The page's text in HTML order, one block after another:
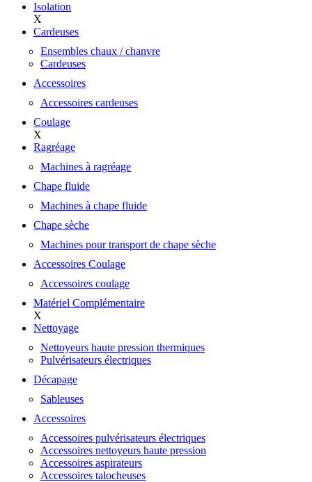
Isolation
X
Cardeuses
Ensembles chaux / chanvre
Cardeuses
Accessoires
Accessoires cardeuses
Coulage
X
Ragréage
Machines à ragréage
Chape fluide
Machines à chape fluide
Chape sèche
Machines pour transport de chape sèche
Accessoires Coulage
Accessoires coulage
Matériel Complémentaire
X
Nettoyage
Nettoyeurs haute pression thermiques
Pulvérisateurs électriques
Décapage
Sableuses
Accessoires
Accessoires pulvérisateurs électriques
Accessoires nettoyeurs haute pression
Accessoires aspirateurs
Accessoires talocheuses